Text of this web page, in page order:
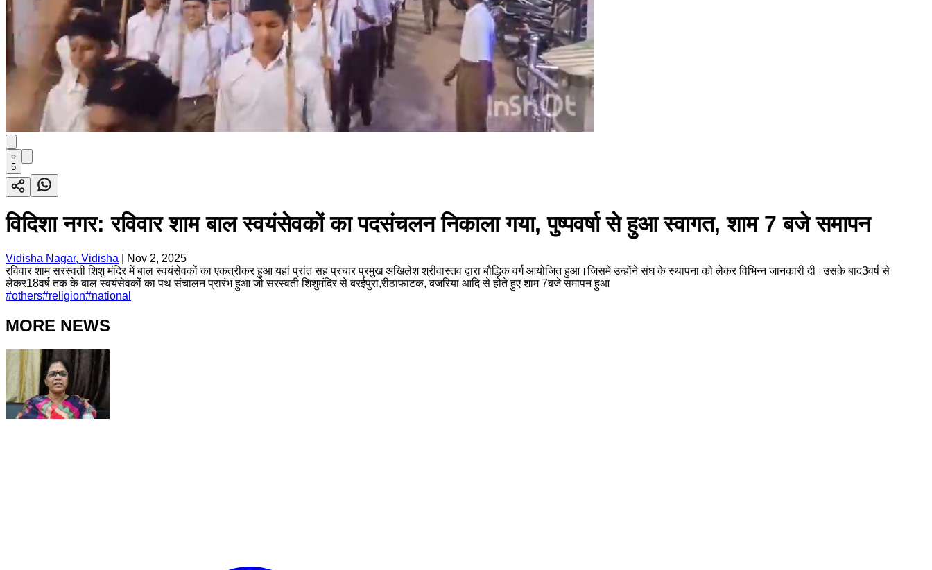
5
विदिशा नगर: रविवार शाम बाल स्वयंसेवकों का पदसंचलन निकाला गया, पुष्पवर्षा से हुआ स्वागत, शाम 7 बजे समापन
Vidisha Nagar, Vidisha
Nov 2, 2025
रविवार शाम सरस्वती शिशु मंदिर में बाल स्वयंसेवकों का एकत्रीकर हुआ यहां प्रांत सह प्रचार प्रमुख अखिलेश श्रीवास्तव द्वारा बौद्धिक वर्ग आयोजित हुआ।जिसमें उन्होंने संघ के स्थापना को लेकर विभिन्न जानकारी दी।उसके बाद3वर्ष से
लेकर18वर्ष तक के बाल स्वयंसेवकों का पथ संचालन प्रारंभ हुआ जो सरस्वती शिशुमंदिर से बरईपुरा,रीठाफाटक, बजरिया आदि से होते हुए शाम 7बजे समापन हुआ
#others#religion#national
MORE NEWS